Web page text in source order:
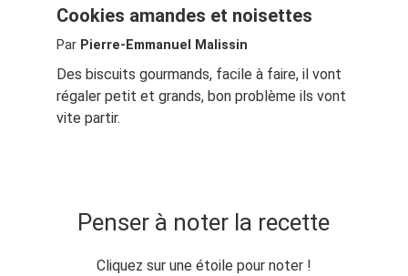
Cookies amandes et noisettes
Par Pierre-Emmanuel Malissin
Des biscuits gourmands, facile à faire, il vont
régaler petit et grands, bon problème ils vont
vite partir.
Penser à noter la recette
Cliquez sur une étoile pour noter !